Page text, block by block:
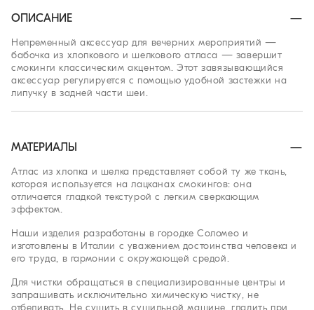
ОПИСАНИЕ
Непременный аксессуар для вечерних мероприятий —
бабочка из хлопкового и шелкового атласа — завершит
смокинги классическим акцентом. Этот завязывающийся
аксессуар регулируется с помощью удобной застежки на
липучку в задней части шеи.
МАТЕРИАЛЫ
Атлас из хлопка и шелка представляет собой ту же ткань,
которая используется на лацканах смокингов: она
отличается гладкой текстурой с легким сверкающим
эффектом.
Наши изделия разработаны в городке Соломео и
изготовлены в Италии с уважением достоинства человека и
его труда, в гармонии с окружающей средой.
Для чистки обращаться в специализированные центры и
запрашивать исключительно химическую чистку, не